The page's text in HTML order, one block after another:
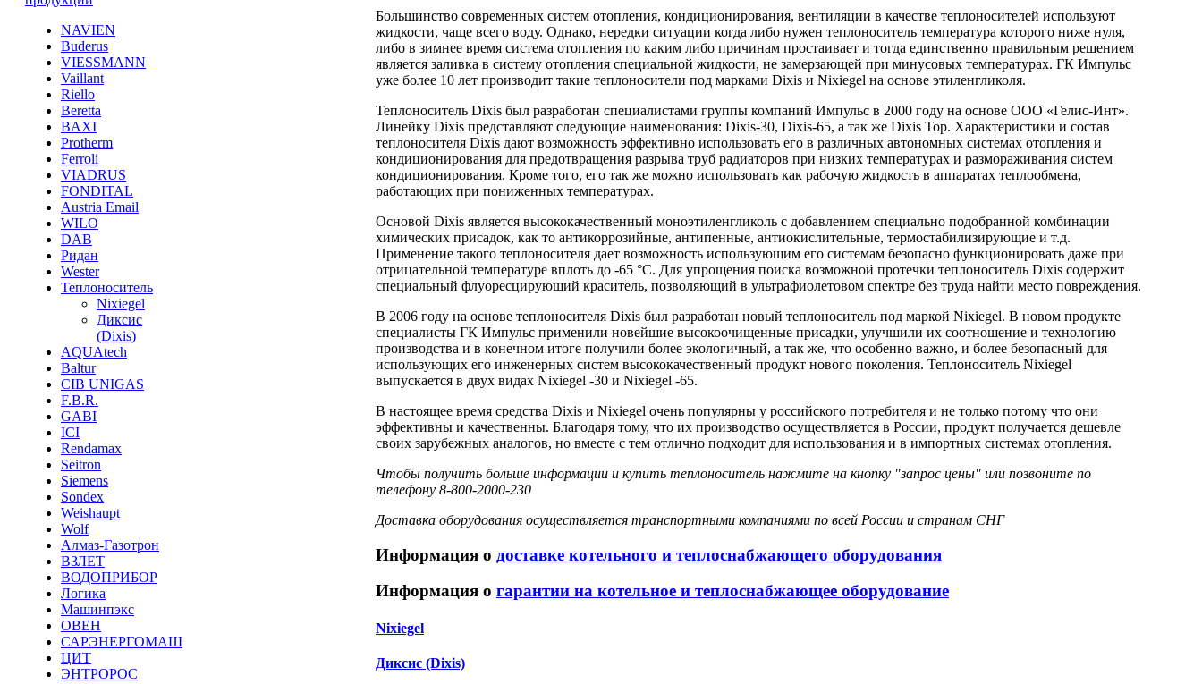
NAVIEN
Buderus
VIESSMANN
Vaillant
Riello
Beretta
BAXI
Protherm
Ferroli
VIADRUS
FONDITAL
Austria Email
WILO
DAB
Ридан
Wester
Теплоноситель
Nixiegel
Диксис
(Dixis)
AQUAtech
Baltur
CIB UNIGAS
F.B.R.
GABI
ICI
Rendamax
Seitron
Siemens
Sondex
Weishaupt
Wolf
Алмаз-Газотрон
ВЗЛЕТ
ВОДОПРИБОР
Логика
Машинпэкс
ОВЕН
САРЭНЕРГОМАШ
ЦИТ
ЭНТРОРОС
Большинство современных систем отопления, кондиционирования, вентиляции в качестве теплоносителей используют
жидкости, чаще всего воду. Однако, нередки ситуации когда либо нужен теплоноситель температура которого ниже нуля,
либо в зимнее время система отопления по каким либо причинам простаивает и тогда единственно правильным решением
является заливка в систему отопления специальной жидкости, не замерзающей при минусовых температурах. ГК Импульс
уже более 10 лет производит такие теплоносители под марками Dixis и Nixiegel на основе этиленгликоля.
Теплоноситель Dixis был разработан специалистами группы компаний Импульс в 2000 году на основе ООО «Гелис-Инт».
Линейку Dixis представляют следующие наименования: Dixis-30, Dixis-65, а так же Dixis Top. Характеристики и состав
теплоносителя Dixis дают возможность эффективно использовать его в различных автономных системах отопления и
кондиционирования для предотвращения разрыва труб радиаторов при низких температурах и размораживания систем
кондиционирования. Кроме того, его так же можно использовать как рабочую жидкость в аппаратах теплообмена,
работающих при пониженных температурах.
Основой Dixis является высококачественный моноэтиленгликоль с добавлением специально подобранной комбинации
химических присадок, как то антикоррозийные, антипенные, антиокислительные, термостабилизирующие и т.д.
Применение такого теплоносителя дает возможность использующим его системам безопасно функционировать даже при
отрицательной температуре вплоть до -65 °С. Для упрощения поиска возможной протечки теплоноситель Dixis содержит
специальный флуоресцирующий краситель, позволяющий в ультрафиолетовом спектре без труда найти место повреждения.
В 2006 году на основе теплоносителя Dixis был разработан новый теплоноситель под маркой Nixiegel. В новом продукте
специалисты ГК Импульс применили новейшие высокоочищенные присадки, улучшили их соотношение и технологию
производства и в конечном итоге получили более экологичный, а так же, что особенно важно, и более безопасный для
использующих его инженерных систем высококачественный продукт нового поколения. Теплоноситель Nixiegel
выпускается в двух видах Nixiegel -30 и Nixiegel -65.
В настоящее время средства Dixis и Nixiegel очень популярны у российского потребителя и не только потому что они
эффективны и качественны. Благодаря тому, что их производство осуществляется в России, продукт получается дешевле
своих зарубежных аналогов, но вместе с тем отлично подходит для использования и в импортных системах отопления.
Чтобы получить больше информации и купить теплоноситель нажмите на кнопку "запрос цены" или позвоните по
телефону 8-800-2000-230
Доставка оборудования осуществляется транспортными компаниями по всей России и странам СНГ
Информация о доставке котельного и теплоснабжающего оборудования
Информация о гарантии на котельное и теплоснабжающее оборудование
Nixiegel
Диксис (Dixis)